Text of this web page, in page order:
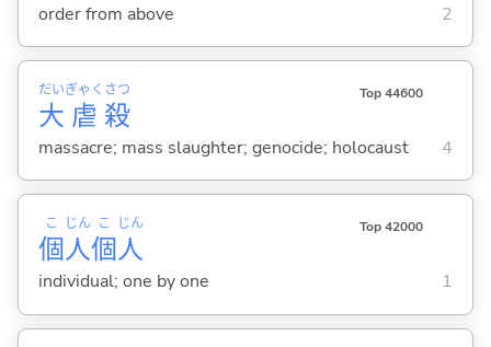
order from above 2
大
だい
虐
ぎゃく
殺
さつ Top 44600
massacre; mass slaughter; genocide; holocaust 4
個
こ
人
じん
個
こ
人
じん Top 42000
individual; one by one 1